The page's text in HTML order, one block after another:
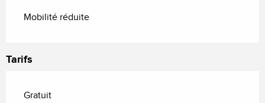
Mobilité réduite
Tarifs
Gratuit